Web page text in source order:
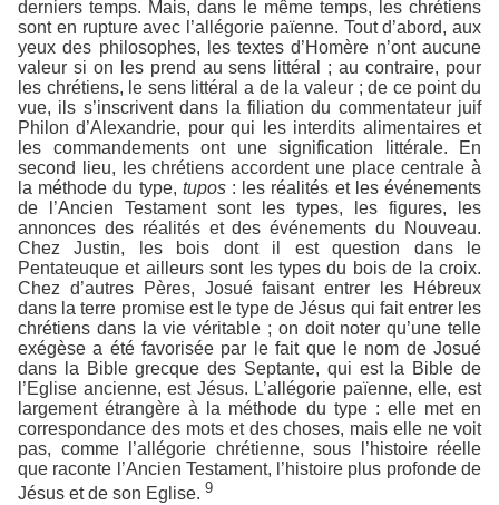
derniers temps. Mais, dans le même temps, les chrétiens
sont en rupture avec l’allégorie païenne. Tout d’abord, aux
yeux des philosophes, les textes d’Homère n’ont aucune
valeur si on les prend au sens littéral ; au contraire, pour
les chrétiens, le sens littéral a de la valeur ; de ce point du
vue, ils s’inscrivent dans la filiation du commentateur juif
Philon d’Alexandrie, pour qui les interdits alimentaires et
les commandements ont une signification littérale. En
second lieu, les chrétiens accordent une place centrale à
la méthode du type, tupos : les réalités et les événements
de l’Ancien Testament sont les types, les figures, les
annonces des réalités et des événements du Nouveau.
Chez Justin, les bois dont il est question dans le
Pentateuque et ailleurs sont les types du bois de la croix.
Chez d’autres Pères, Josué faisant entrer les Hébreux
dans la terre promise est le type de Jésus qui fait entrer les
chrétiens dans la vie véritable ; on doit noter qu’une telle
exégèse a été favorisée par le fait que le nom de Josué
dans la Bible grecque des Septante, qui est la Bible de
l’Eglise ancienne, est Jésus. L’allégorie païenne, elle, est
largement étrangère à la méthode du type : elle met en
correspondance des mots et des choses, mais elle ne voit
pas, comme l’allégorie chrétienne, sous l’histoire réelle
que raconte l’Ancien Testament, l’histoire plus profonde de
Jésus et de son Eglise. 9